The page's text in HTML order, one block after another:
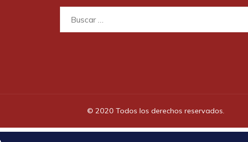
© 2020 Todos los derechos reservados.